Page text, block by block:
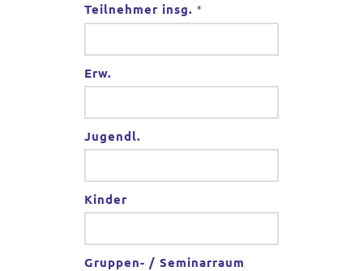
Teilnehmer insg. *
Erw.
Jugendl.
Kinder
Gruppen- / Seminarraum